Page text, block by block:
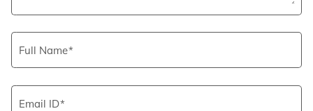
Full Name
Email ID